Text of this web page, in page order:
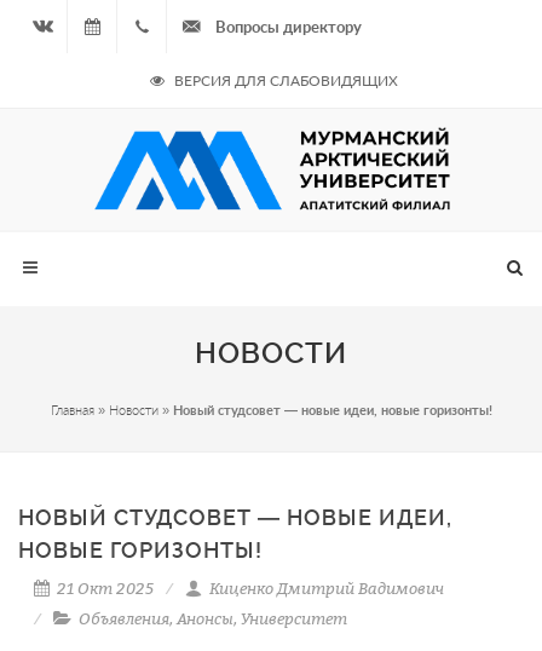
07.08.2026
- Чётная
неделя
964
687
Вопросы директору
ВЕРСИЯ ДЛЯ СЛАБОВИДЯЩИХ
НОВОСТИ
Главная» Новости» Новый студсовет — новые идеи, новые горизонты!
НОВЫЙ СТУДСОВЕТ — НОВЫЕ ИДЕИ,
НОВЫЕ ГОРИЗОНТЫ!
21 Окт 2025
Киценко Дмитрий Вадимович
Объявления, Анонсы, Университет